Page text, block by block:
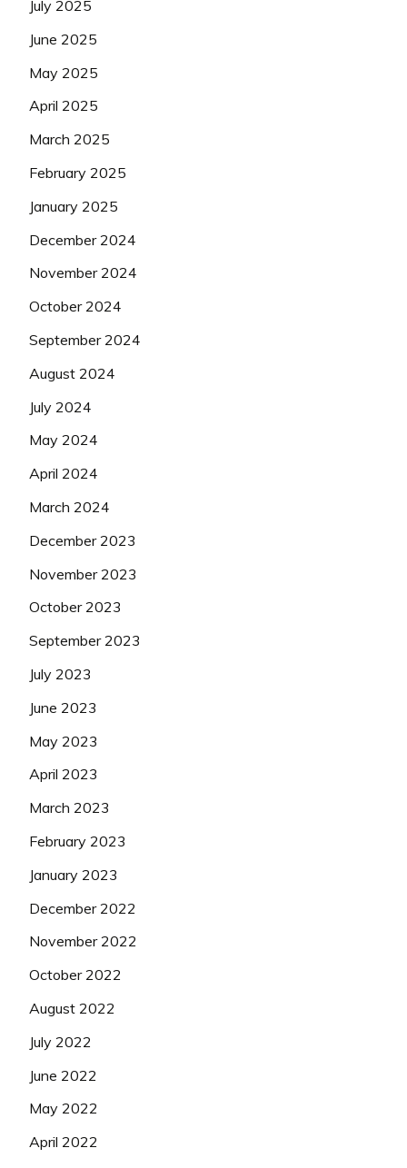
July 2025
June 2025
May 2025
April 2025
March 2025
February 2025
January 2025
December 2024
November 2024
October 2024
September 2024
August 2024
July 2024
May 2024
April 2024
March 2024
December 2023
November 2023
October 2023
September 2023
July 2023
June 2023
May 2023
April 2023
March 2023
February 2023
January 2023
December 2022
November 2022
October 2022
August 2022
July 2022
June 2022
May 2022
April 2022